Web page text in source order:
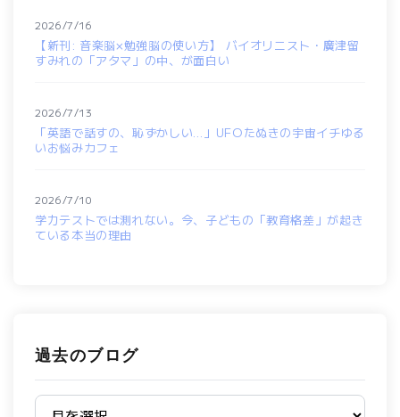
【新刊: 音楽脳×勉強脳の使い方】 バイオリニスト・廣津留
すみれの「アタマ」の中、が面白い
2026/7/16
「英語で話すの、恥ずかしい…」UFOたぬきの宇宙イチゆる
いお悩みカフェ
2026/7/13
学力テストでは測れない。今、子どもの「教育格差」が起き
ている本当の理由
2026/7/10
過去のブログ
過去のブログ